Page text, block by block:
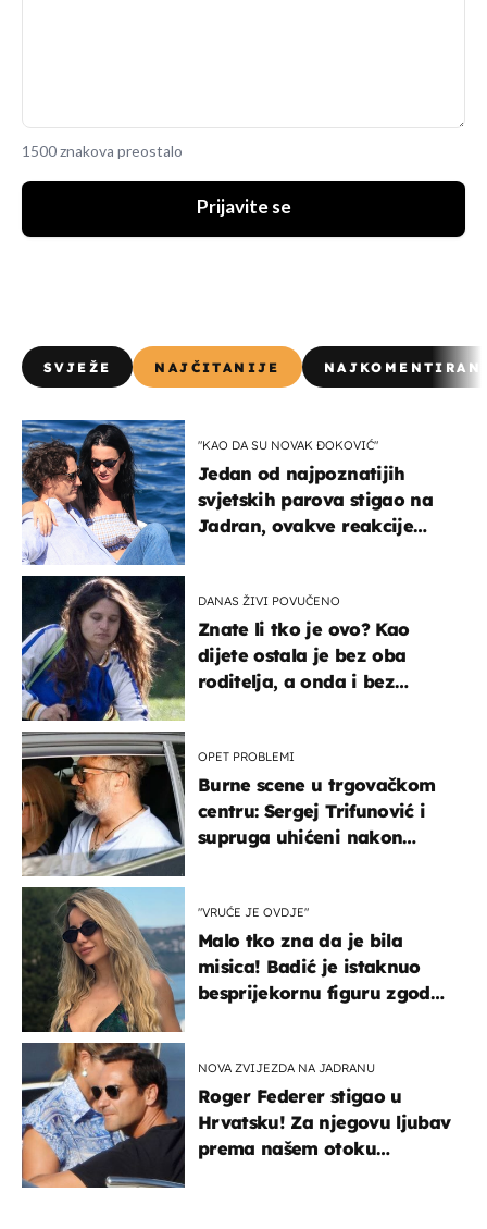
1500 znakova preostalo
Prijavite se
SVJEŽE NAJČITANIJE
"KAO DA SU NOVAK ĐOKOVIĆ"
Jedan od najpoznatijih
svjetskih parova stigao na
Jadran, ovakve reakcije
DANAS ŽIVI POVUČENO
Znate li tko je ovo? Kao
dijete ostala je bez oba
roditelja, a onda i bez
OPET PROBLEMI
Burne scene u trgovačkom
centru: Sergej Trifunović i
supruga uhićeni nakon
"VRUĆE JE OVDJE"
Malo tko zna da je bila
misica! Badić je istaknuo
besprijekornu figuru zgodne
NOVA ZVIJEZDA NA JADRANU
Roger Federer stigao u
Hrvatsku! Za njegovu ljubav
prema našem otoku